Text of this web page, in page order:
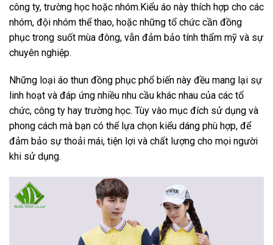
công ty, trường học hoặc nhóm.Kiểu áo này thích hợp cho các
nhóm, đội nhóm thể thao, hoặc những tổ chức cần đồng
phục trong suốt mùa đông, vẫn đảm bảo tính thẩm mỹ và sự
chuyên nghiệp.
Những loại áo thun đồng phục phổ biến này đều mang lại sự
linh hoạt và đáp ứng nhiều nhu cầu khác nhau của các tổ
chức, công ty hay trường học. Tùy vào mục đích sử dụng và
phong cách mà bạn có thể lựa chọn kiểu dáng phù hợp, để
đảm bảo sự thoải mái, tiện lợi và chất lượng cho mọi người
khi sử dụng.